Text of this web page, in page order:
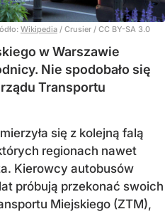
Wikipedia / Crusier / CC BY-SA 3.0
w Warszawie
Nie spodobało się
Transportu
się z kolejną falą
regionach nawet
Kierowcy autobusów
próbują przekonać swoich
Miejskiego (ZTM),